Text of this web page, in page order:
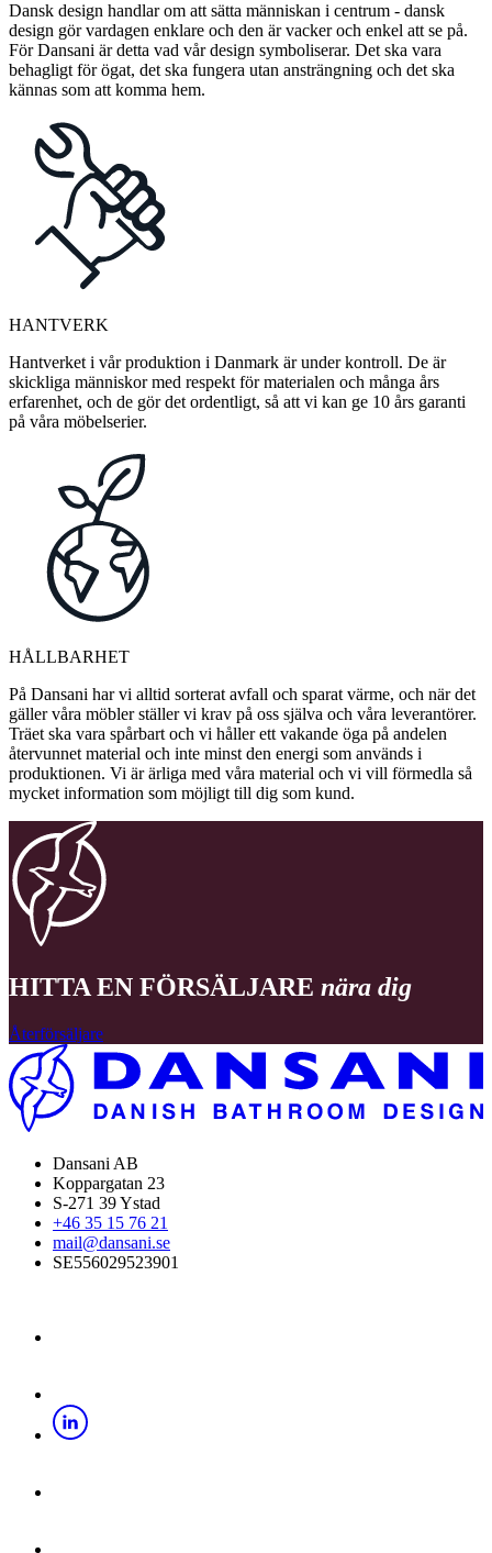
Dansk design handlar om att sätta människan i centrum - dansk
design gör vardagen enklare och den är vacker och enkel att se på.
För Dansani är detta vad vår design symboliserar. Det ska vara
behagligt för ögat, det ska fungera utan ansträngning och det ska
kännas som att komma hem.
HANTVERK
Hantverket i vår produktion i Danmark är under kontroll. De är
skickliga människor med respekt för materialen och många års
erfarenhet, och de gör det ordentligt, så att vi kan ge 10 års garanti
på våra möbelserier.
HÅLLBARHET
På Dansani har vi alltid sorterat avfall och sparat värme, och när det
gäller våra möbler ställer vi krav på oss själva och våra leverantörer.
Träet ska vara spårbart och vi håller ett vakande öga på andelen
återvunnet material och inte minst den energi som används i
produktionen. Vi är ärliga med våra material och vi vill förmedla så
mycket information som möjligt till dig som kund.
HITTA EN FÖRSÄLJARE nära dig
Återförsäljare
Dansani AB
Koppargatan 23
S-271 39 Ystad
+46 35 15 76 21
mail@dansani.se
SE556029523901